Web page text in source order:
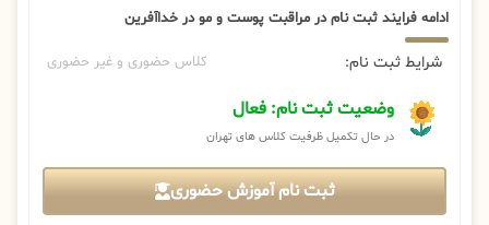
ادامه فرایند ثبت نام در مراقبت پوست و مو در خداآفرین
شرایط ثبت نام: کلاس حضوری و غیر حضوری
وضعیت ثبت نام: فعال
در حال تکمیل ظرفیت کلاس های تهران
ثبت نام آموزش حضوری